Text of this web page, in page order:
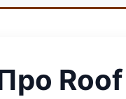
Roof